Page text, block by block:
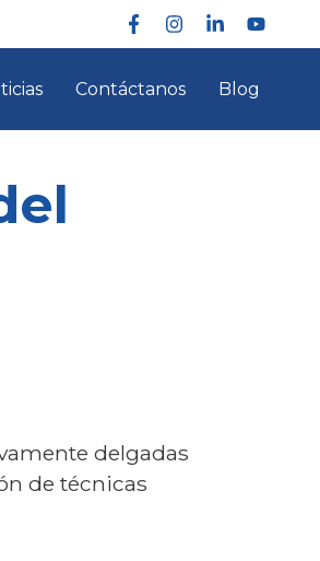
Contáctanos Blog
delgadas
de técnicas